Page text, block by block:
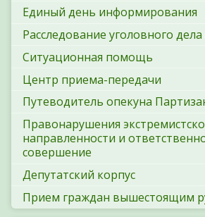
Единый день информирования
Расследование уголовного
Ситуационная помощь
Центр приема-передачи
Путеводитель опекуна
Правонарушения
направленности и
совершение
Депутатский корпус
Прием граждан вышестоящим